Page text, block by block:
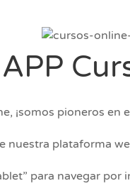
¡somos pioneros en
nuestra plataforma
para navegar